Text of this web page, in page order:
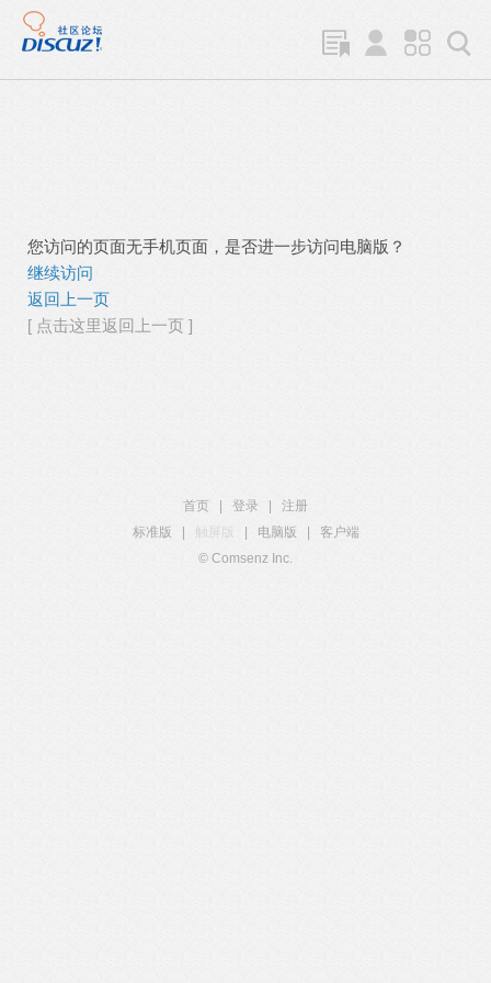
您访问的页面无手机页面，是否进一步访问电脑版？
继续访问
返回上一页
[ 点击这里返回上一页 ]
首页 登录
注册
标准版
触屏版 电脑版
客户端
© Comsenz Inc.